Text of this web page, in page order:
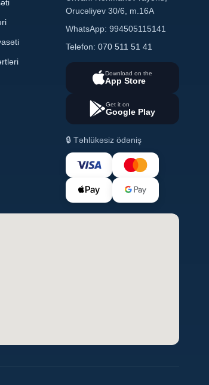
Orucəliyev 30/6, m.16A
WhatsApp: 994505115141
Telefon: 070 511 51 41
Download on the
App Store
Get it on
Google Play
🔒 Təhlükəsiz ödəniş